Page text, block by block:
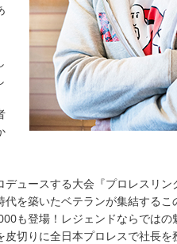
ュースする大会『プロレスリン
を築いたベテランが集結するこ
も登場！レジェンドならではの
切りに全日本プロレスで社長を